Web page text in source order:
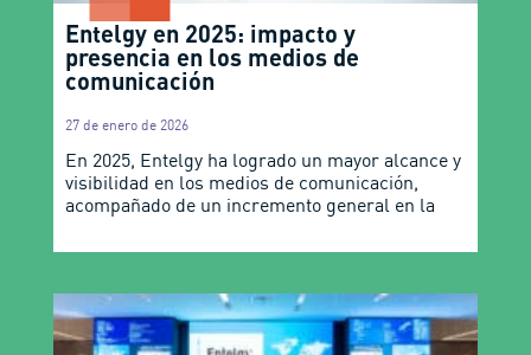
Entelgy en 2025: impacto y
presencia en los medios de
comunicación
27 de enero de 2026
En 2025, Entelgy ha logrado un mayor alcance y
visibilidad en los medios de comunicación,
acompañado de un incremento general en la